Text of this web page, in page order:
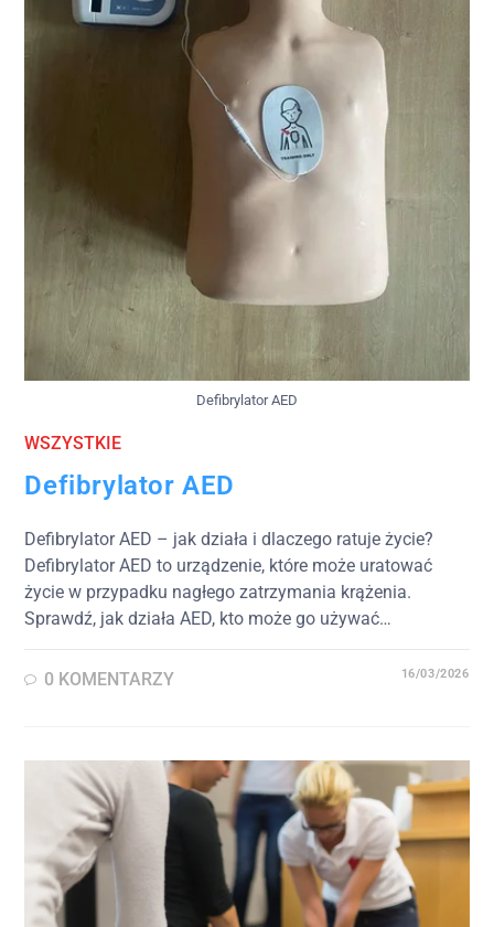
Defibrylator AED
WSZYSTKIE
Defibrylator AED
Defibrylator AED – jak działa i dlaczego ratuje życie?
Defibrylator AED to urządzenie, które może uratować
życie w przypadku nagłego zatrzymania krążenia.
Sprawdź, jak działa AED, kto może go używać…
0 KOMENTARZY 16/03/2026